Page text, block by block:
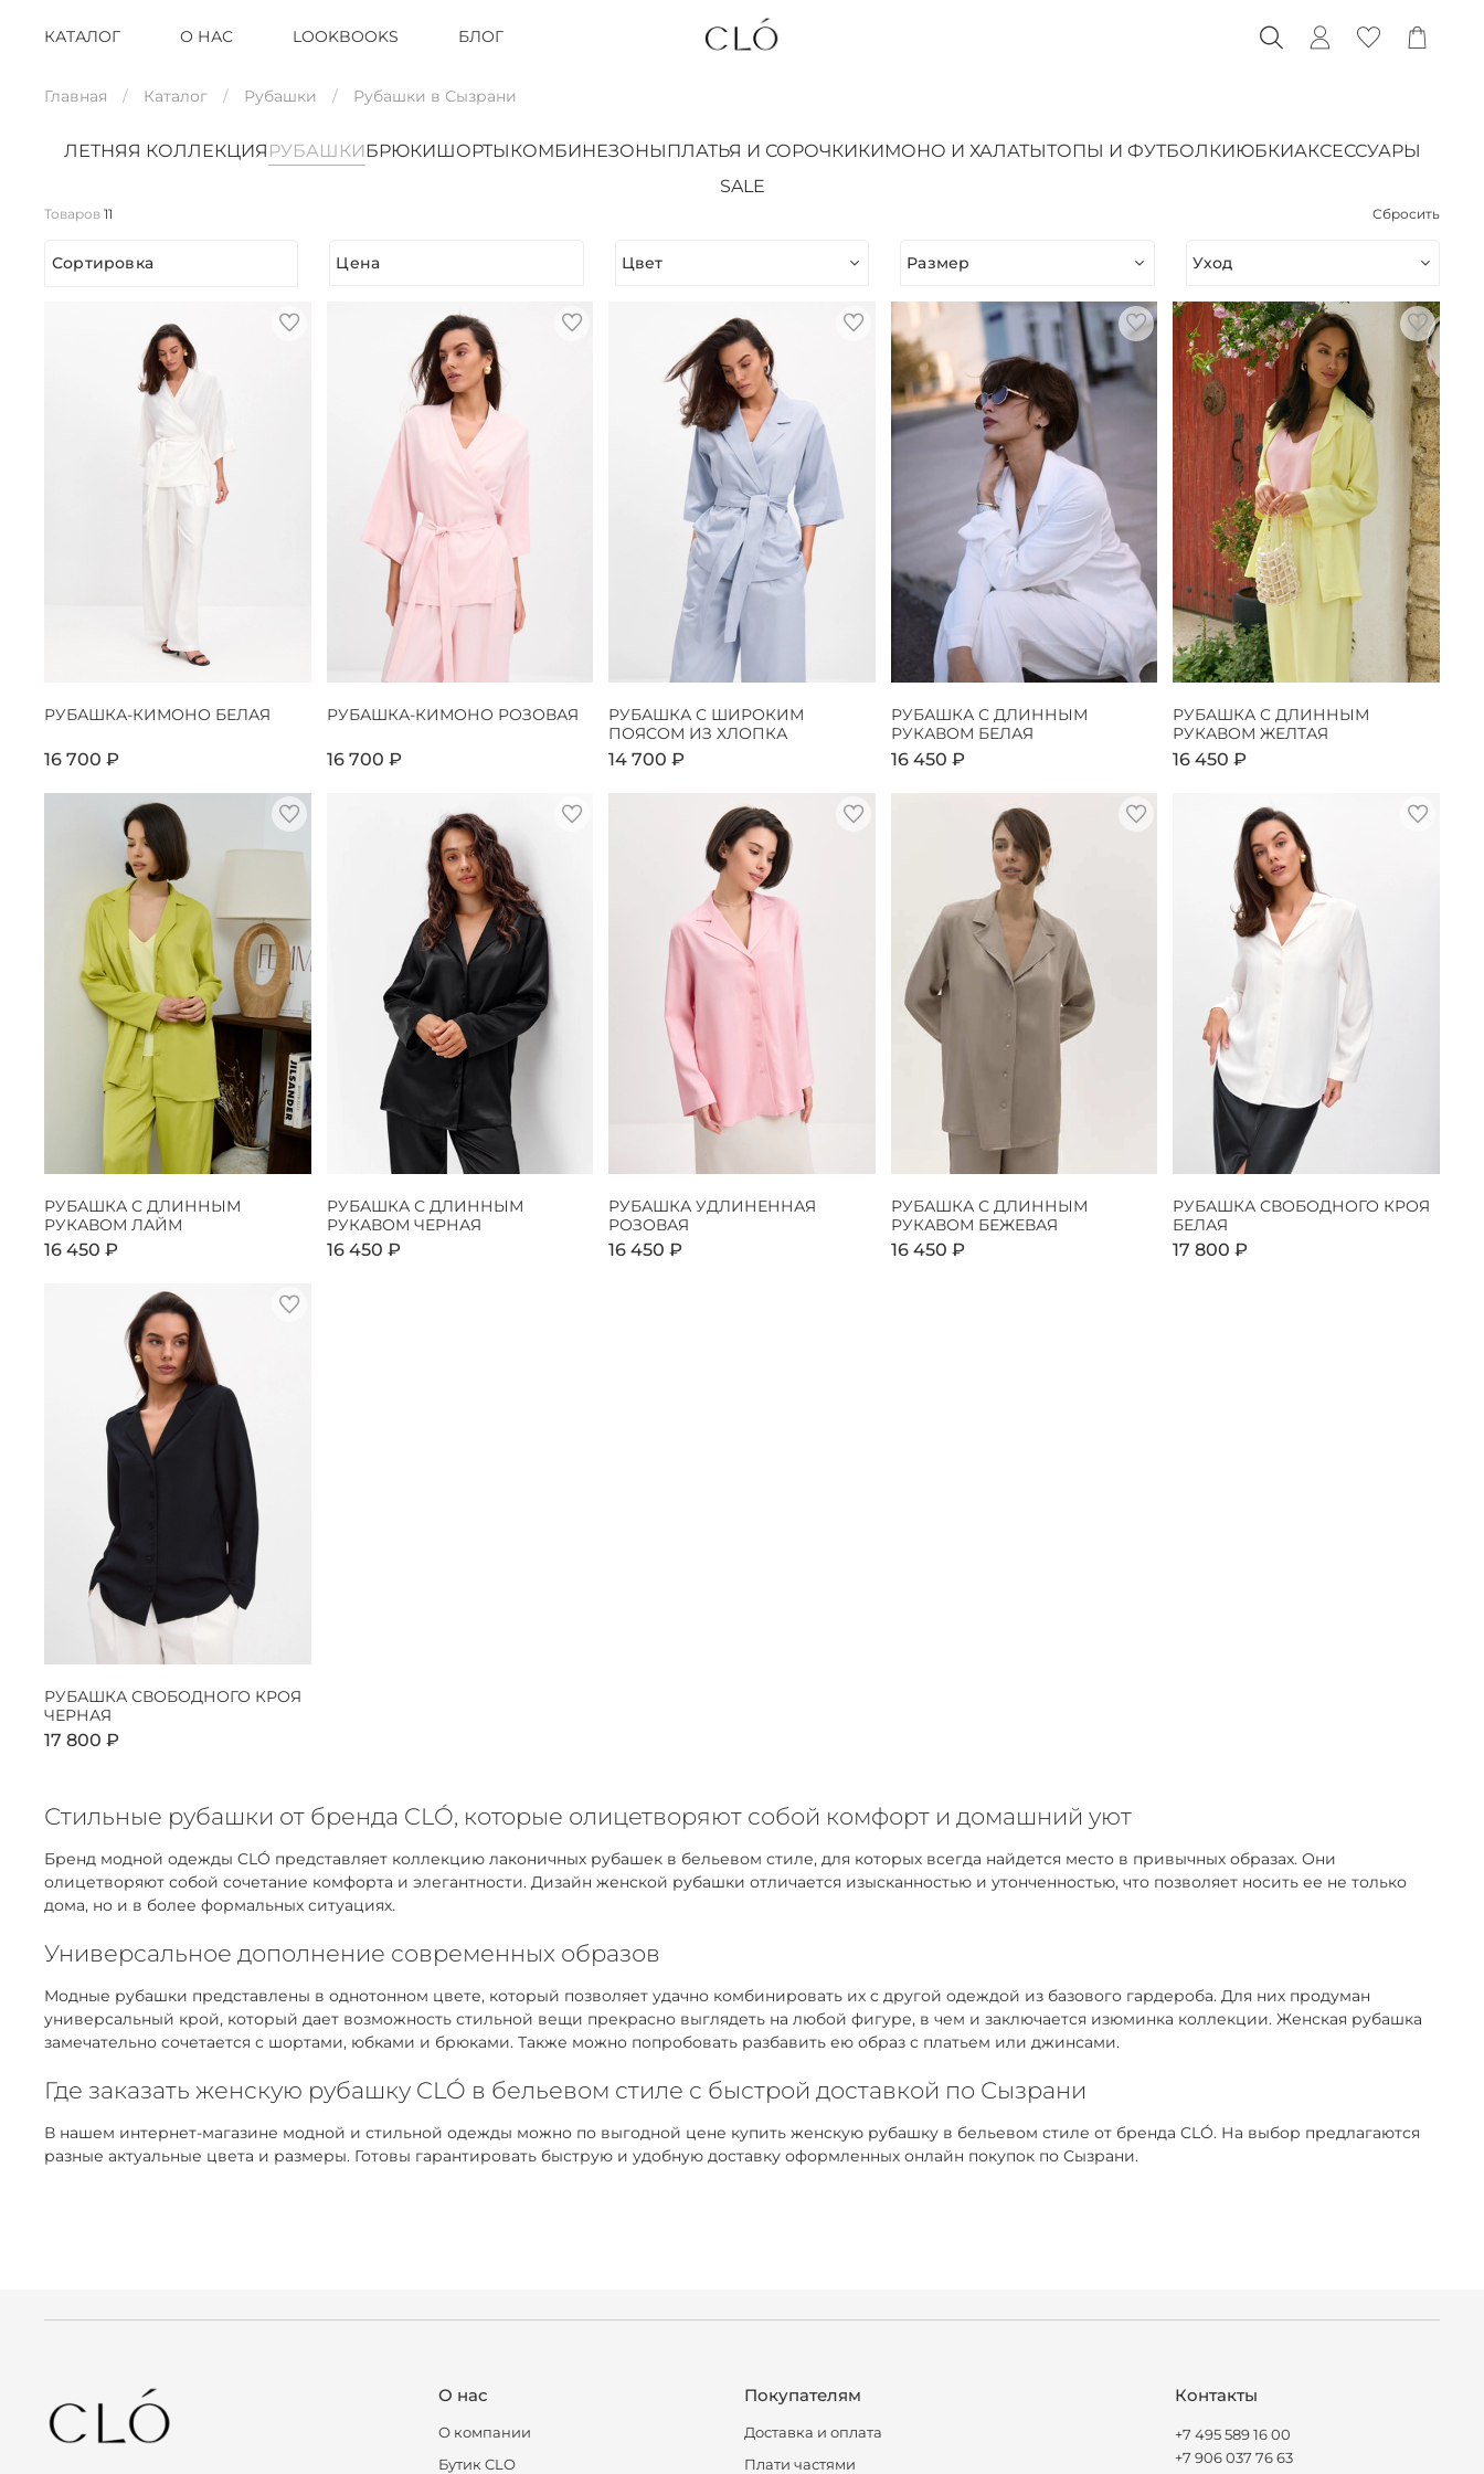
КАТАЛОГ О НАС LOOKBOOKS БЛОГ
Главная Каталог Рубашки Рубашки в Сызрани
ЛЕТНЯЯ КОЛЛЕКЦИЯ РУБАШКИБРЮКИШОРТЫ КОМБИНЕЗОНЫ ПЛАТЬЯ И СОРОЧКИКИМОНО И ХАЛАТЫТОПЫ И ФУТБОЛКИЮБКИАКСЕССУАРЫ
SALE
Товаров 11 Сбросить
Сортировка Цена Цвет Размер Уход
РУБАШКА-КИМОНО БЕЛАЯ
16 700 ₽
РУБАШКА-КИМОНО РОЗОВАЯ
16 700 ₽
РУБАШКА С ШИРОКИМ
ПОЯСОМ ИЗ ХЛОПКА
14 700 ₽
РУБАШКА С ДЛИННЫМ
РУКАВОМ БЕЛАЯ
16 450 ₽
РУБАШКА С ДЛИННЫМ
РУКАВОМ ЖЕЛТАЯ
16 450 ₽
РУБАШКА С ДЛИННЫМ
РУКАВОМ ЛАЙМ
16 450 ₽
РУБАШКА С ДЛИННЫМ
РУКАВОМ ЧЕРНАЯ
16 450 ₽
РУБАШКА УДЛИНЕННАЯ
РОЗОВАЯ
16 450 ₽
РУБАШКА С ДЛИННЫМ
РУКАВОМ БЕЖЕВАЯ
16 450 ₽
РУБАШКА СВОБОДНОГО КРОЯ
БЕЛАЯ
17 800 ₽
РУБАШКА СВОБОДНОГО КРОЯ
ЧЕРНАЯ
17 800 ₽
Стильные рубашки от бренда CLÓ, которые олицетворяют собой комфорт и домашний уют
Бренд модной одежды CLÓ представляет коллекцию лаконичных рубашек в бельевом стиле, для которых всегда найдется место в привычных образах. Они
олицетворяют собой сочетание комфорта и элегантности. Дизайн женской рубашки отличается изысканностью и утонченностью, что позволяет носить ее не только
дома, но и в более формальных ситуациях.
Универсальное дополнение современных образов
Модные рубашки представлены в однотонном цвете, который позволяет удачно комбинировать их с другой одеждой из базового гардероба. Для них продуман
универсальный крой, который дает возможность стильной вещи прекрасно выглядеть на любой фигуре, в чем и заключается изюминка коллекции. Женская рубашка
замечательно сочетается с шортами, юбками и брюками. Также можно попробовать разбавить ею образ с платьем или джинсами.
Где заказать женскую рубашку CLÓ в бельевом стиле с быстрой доставкой по Сызрани
В нашем интернет-магазине модной и стильной одежды можно по выгодной цене купить женскую рубашку в бельевом стиле от бренда CLÓ. На выбор предлагаются
разные актуальные цвета и размеры. Готовы гарантировать быструю и удобную доставку оформленных онлайн покупок по Сызрани.
О нас
О компании
Бутик CLO
Покупателям
Доставка и оплата
Плати частями
Контакты
+7 495 589 16 00
+7 906 037 76 63